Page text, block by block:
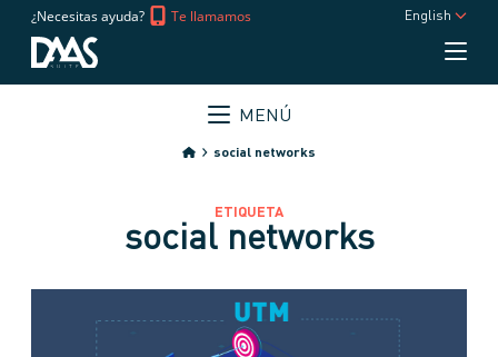
¿Necesitas ayuda? Te llamamos English
MENÚ
social networks
ETIQUETA
social networks